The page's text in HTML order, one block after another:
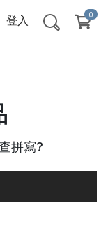
登入 0
拼寫?